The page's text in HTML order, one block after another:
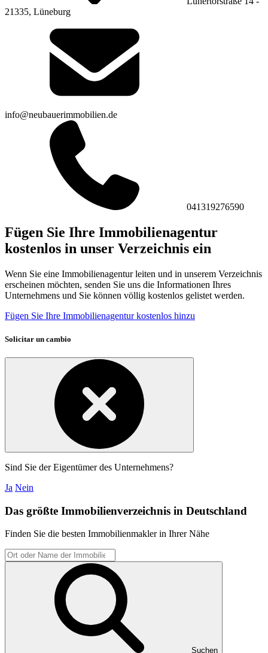
21335, Lüneburg
info@neubauerimmobilien.de
041319276590
Fügen Sie Ihre Immobilienagentur
kostenlos in unser Verzeichnis ein
Wenn Sie eine Immobilienagentur leiten und in unserem Verzeichnis
erscheinen möchten, senden Sie uns die Informationen Ihres
Unternehmens und Sie können völlig kostenlos gelistet werden.
Fügen Sie Ihre Immobilienagentur kostenlos hinzu
Solicitar un cambio
Sind Sie der Eigentümer des Unternehmens?
Ja Nein
Das größte Immobilienverzeichnis in Deutschland
Finden Sie die besten Immobilienmakler in Ihrer Nähe
Suchen